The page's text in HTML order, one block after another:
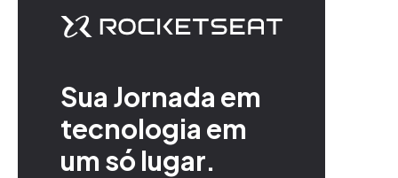
Sua Jornada em
tecnologia em
um só lugar.